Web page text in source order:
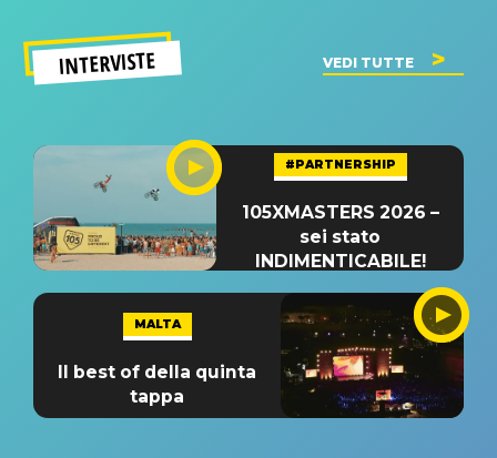
INTERVISTE VEDI TUTTE
#PARTNERSHIP
105XMASTERS 2026 –
sei stato
INDIMENTICABILE!
MALTA
Il best of della quinta
tappa